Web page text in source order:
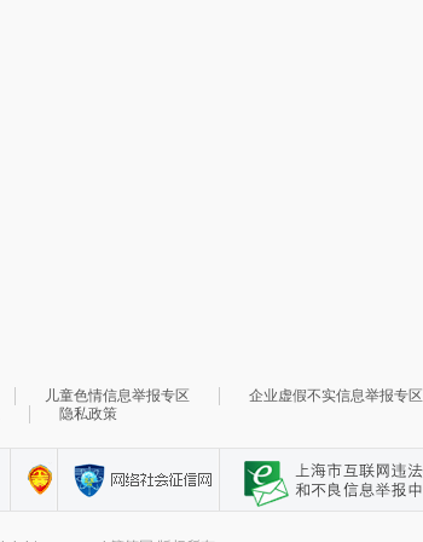
儿童色情信息举报专区 企业虚假不实信息举报专区
隐私政策